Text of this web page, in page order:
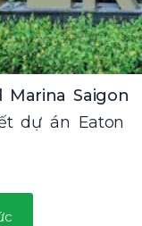
Marina Saigon
dự án Eaton